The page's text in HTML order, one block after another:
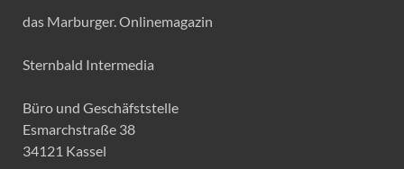
das Marburger. Onlinemagazin
Sternbald Intermedia
Büro und Geschäfststelle
Esmarchstraße 38
34121 Kassel